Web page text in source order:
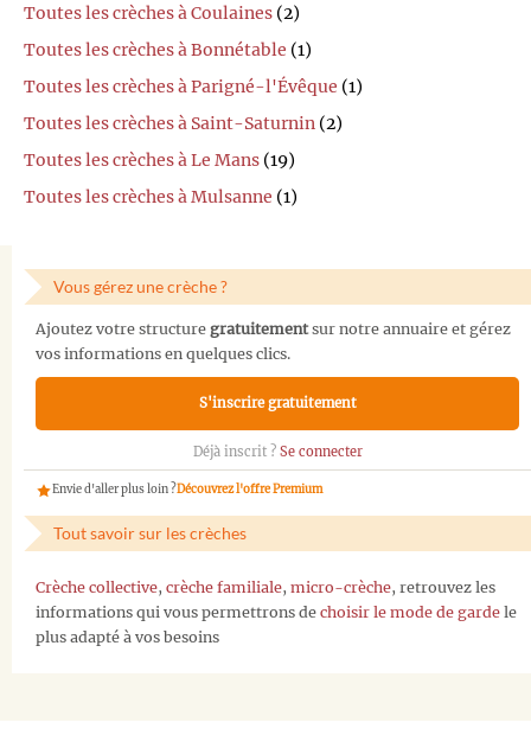
Toutes les crèches à Coulaines (2)
Toutes les crèches à Bonnétable (1)
Toutes les crèches à Parigné-l'Évêque (1)
Toutes les crèches à Saint-Saturnin (2)
Toutes les crèches à Le Mans (19)
Toutes les crèches à Mulsanne (1)
Vous gérez une crèche ?
Ajoutez votre structure gratuitementsur notre annuaire et gérez
vos informations en quelques clics.
S'inscrire gratuitement
Déjà inscrit ? Se connecter
Envie d'aller plus loin ?Découvrez l'offre Premium
Tout savoir sur les crèches
Crèche collective, crèche familiale, micro-crèche, retrouvez les
informations qui vous permettrons de choisir le mode de garde le
plus adapté à vos besoins